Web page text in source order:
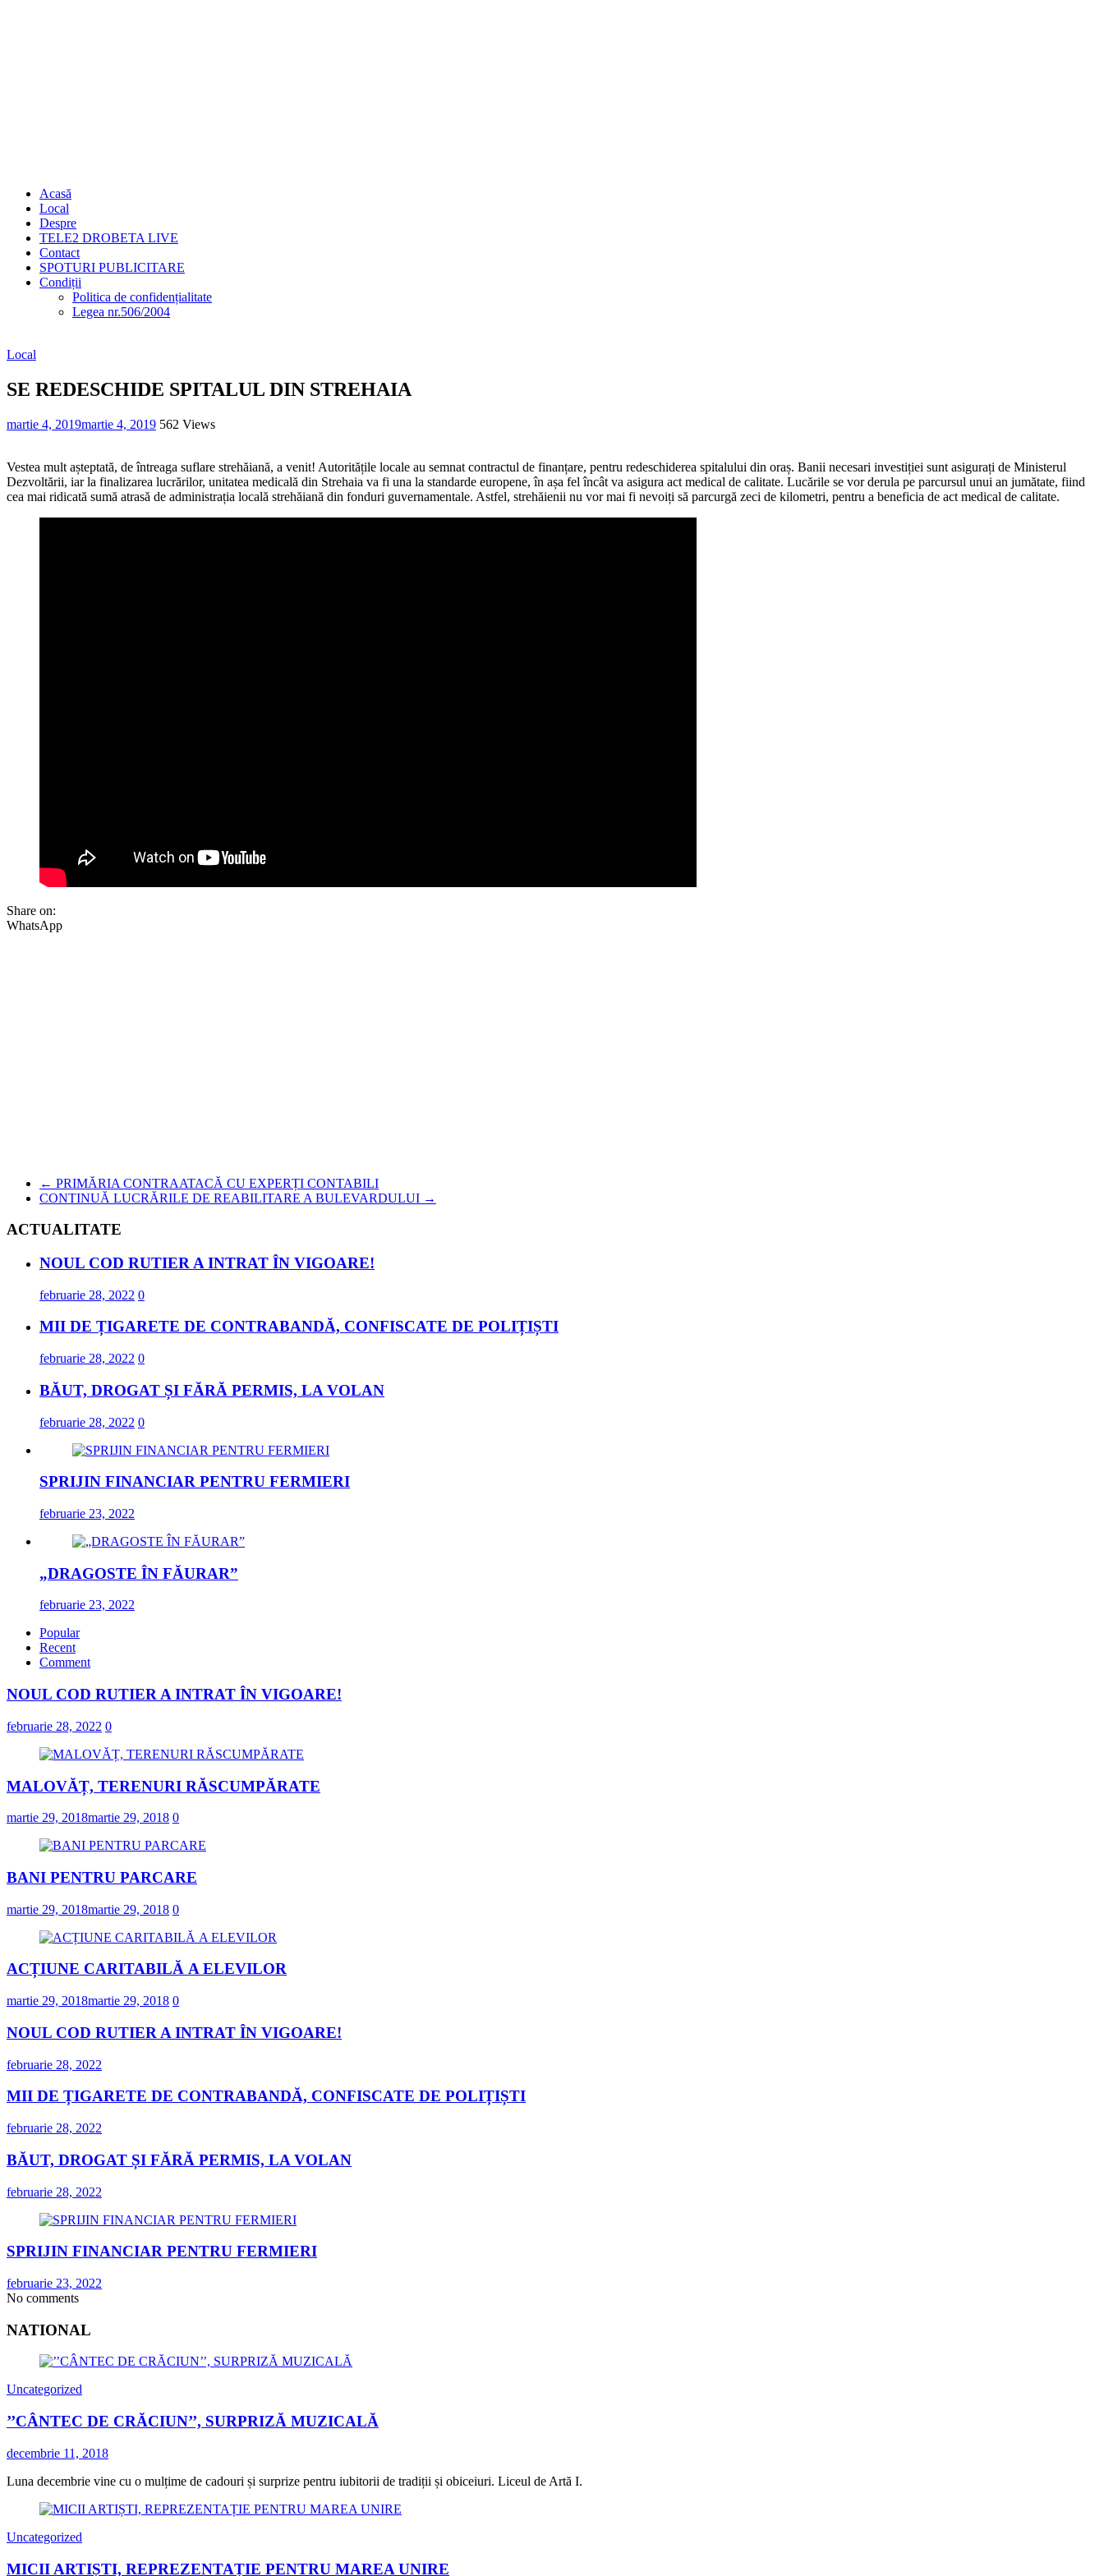
Acasă
Local
Despre
TELE2 DROBETA LIVE
Contact
SPOTURI PUBLICITARE
Condiții
Politica de confidențialitate
Legea nr.506/2004
Local
SE REDESCHIDE SPITALUL DIN STREHAIA
martie 4, 2019martie 4, 2019 562 Views
Vestea mult așteptată, de întreaga suflare strehăiană, a venit! Autoritățile locale au semnat contractul de finanțare, pentru redeschiderea spitalului din oraș. Banii necesari investiției sunt asigurați de Ministerul
Dezvoltării, iar la finalizarea lucrărilor, unitatea medicală din Strehaia va fi una la standarde europene, în așa fel încât va asigura act medical de calitate. Lucările se vor derula pe parcursul unui an jumătate, fiind
cea mai ridicată sumă atrasă de administrația locală strehăiană din fonduri guvernamentale. Astfel, strehăienii nu vor mai fi nevoiți să parcurgă zeci de kilometri, pentru a beneficia de act medical de calitate.
Share on:
WhatsApp
← PRIMĂRIA CONTRAATACĂ CU EXPERȚI CONTABILI
CONTINUĂ LUCRĂRILE DE REABILITARE A BULEVARDULUI →
ACTUALITATE
NOUL COD RUTIER A INTRAT ÎN VIGOARE!
februarie 28, 2022 0
MII DE ȚIGARETE DE CONTRABANDĂ, CONFISCATE DE POLIȚIȘTI
februarie 28, 2022 0
BĂUT, DROGAT ȘI FĂRĂ PERMIS, LA VOLAN
februarie 28, 2022 0
SPRIJIN FINANCIAR PENTRU FERMIERI
februarie 23, 2022
„DRAGOSTE ÎN FĂURAR”
februarie 23, 2022
Popular
Recent
Comment
NOUL COD RUTIER A INTRAT ÎN VIGOARE!
februarie 28, 2022 0
MALOVĂȚ, TERENURI RĂSCUMPĂRATE
martie 29, 2018martie 29, 2018 0
BANI PENTRU PARCARE
martie 29, 2018martie 29, 2018 0
ACȚIUNE CARITABILĂ A ELEVILOR
martie 29, 2018martie 29, 2018 0
NOUL COD RUTIER A INTRAT ÎN VIGOARE!
februarie 28, 2022
MII DE ȚIGARETE DE CONTRABANDĂ, CONFISCATE DE POLIȚIȘTI
februarie 28, 2022
BĂUT, DROGAT ȘI FĂRĂ PERMIS, LA VOLAN
februarie 28, 2022
SPRIJIN FINANCIAR PENTRU FERMIERI
februarie 23, 2022
No comments
NATIONAL
Uncategorized
’’CÂNTEC DE CRĂCIUN’’, SURPRIZĂ MUZICALĂ
decembrie 11, 2018
Luna decembrie vine cu o mulțime de cadouri și surprize pentru iubitorii de tradiții și obiceiuri. Liceul de Artă I.
Uncategorized
MICII ARTIȘTI, REPREZENTAȚIE PENTRU MAREA UNIRE